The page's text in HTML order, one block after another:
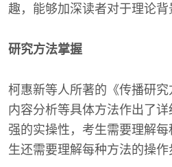
趣，能够加深读者对于理论背
研究方法掌握
柯惠新等人所著的《传播研究
内容分析等具体方法作出了
强的实操性，考生需要理解
生还需要理解每种方法的操作